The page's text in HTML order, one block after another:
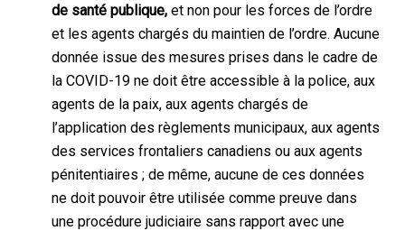
de santé publique,et non pour les forces de l’ordre
et les agents chargés du maintien de l’ordre. Aucune
donnée issue des mesures prises dans le cadre de
la COVID-19 ne doit être accessible à la police, aux
agents de la paix, aux agents chargés de
l’application des règlements municipaux, aux agents
des services frontaliers canadiens ou aux agents
pénitentiaires ; de même, aucune de ces données
ne doit pouvoir être utilisée comme preuve dans
une procédure judiciaire sans rapport avec une